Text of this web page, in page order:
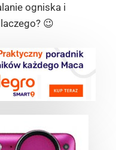
ogniska i
😉